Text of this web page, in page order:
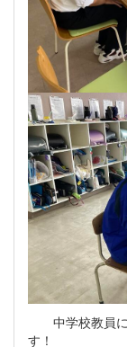
中学校教員に
す！ 小